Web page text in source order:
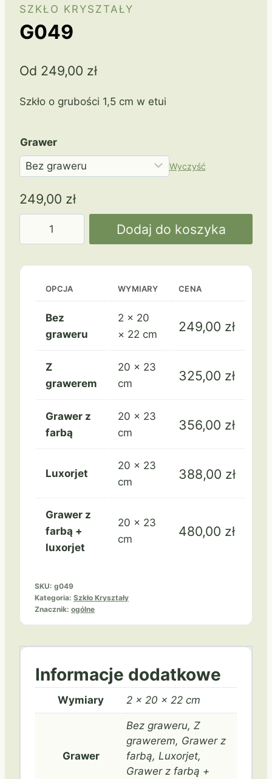
SZKŁO KRYSZTAŁY
G049
Od 249,00 zł
Szkło o grubości 1,5 cm w etui
Grawer
Wyczyść
249,00 zł
Dodaj do koszyka
OPCJA WYMIARY CENA
Bez
graweru
2 × 20
× 22 cm
249,00 zł
Z
grawerem
20 × 23
cm
325,00 zł
Grawer z
farbą
20 × 23
cm
356,00 zł
Luxorjet
20 × 23
cm
388,00 zł
Grawer z
farbą +
luxorjet
20 × 23
cm
480,00 zł
SKU: g049
Kategoria: Szkło Kryształy
Znacznik: ogólne
Informacje dodatkowe
Wymiary 2 × 20 × 22 cm
Grawer
Bez graweru, Z
grawerem, Grawer z
farbą, Luxorjet,
Grawer z farbą +